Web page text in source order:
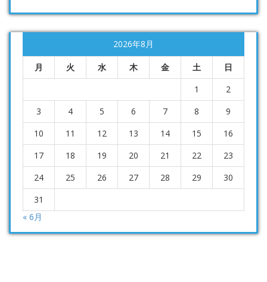
2026年8月
月 火 水 木 金 土
日
1
2
3
4 5 6 7 8
9
10
11 12 13 14 15
16
17
18 19 20 21 22
23
24
25 26 27 28 29
30
31
« 6月